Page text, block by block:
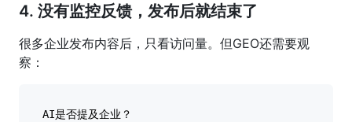
4. 没有监控反馈，发布后就结束了
很多企业发布内容后，只看访问量。但GEO还需要观
察：
AI是否提及企业？